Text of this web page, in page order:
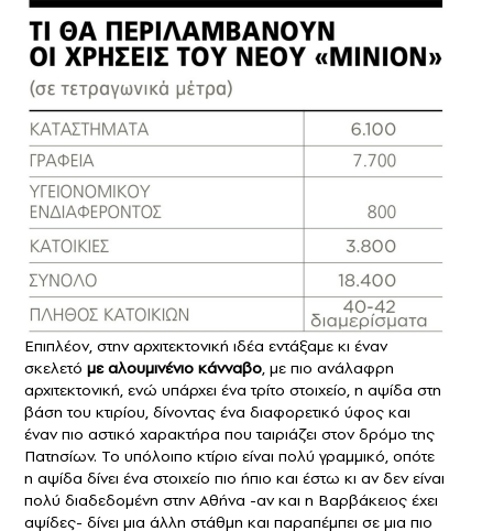
Επιπλέον, στην αρχιτεκτονική ιδέα εντάξαμε κι έναν
σκελετό με αλουμινένιο κάνναβο, με πιο ανάλαφρη
αρχιτεκτονική, ενώ υπάρχει ένα τρίτο στοιχείο, η αψίδα στη
βάση του κτιρίου, δίνοντας ένα διαφορετικό ύφος και
έναν πιο αστικό χαρακτήρα που ταιριάζει στον δρόμο της
Πατησίων. Το υπόλοιπο κτίριο είναι πολύ γραμμικό, οπότε
η αψίδα δίνει ένα στοιχείο πιο ήπιο και έστω κι αν δεν είναι
πολύ διαδεδομένη στην Αθήνα -αν και η Βαρβάκειος έχει
αψίδες- δίνει μια άλλη στάθμη και παραπέμπει σε μια πιο